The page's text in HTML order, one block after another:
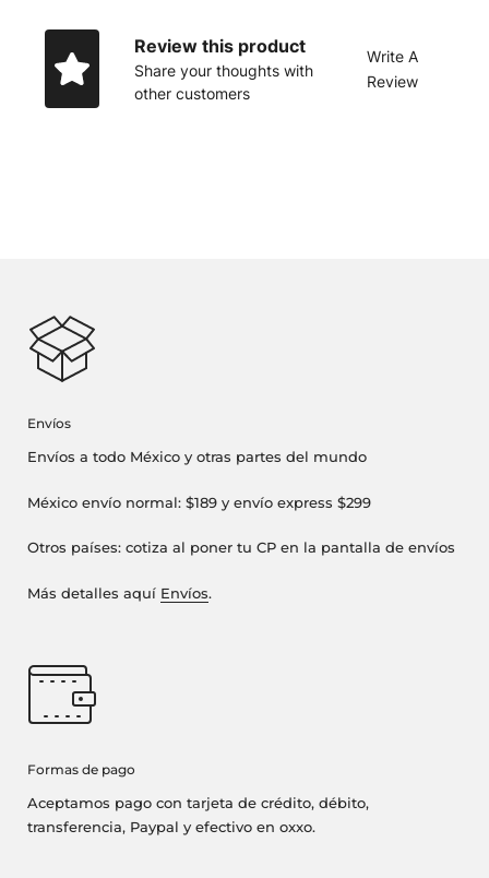
Review this product
Share your thoughts with
other customers
Write A
Review
Envíos
Envíos a todo México y otras partes del mundo
México envío normal: $189 y envío express $299
Otros países: cotiza al poner tu CP en la pantalla de envíos
Más detalles aquí Envíos.
Formas de pago
Aceptamos pago con tarjeta de crédito, débito,
transferencia, Paypal y efectivo en oxxo.